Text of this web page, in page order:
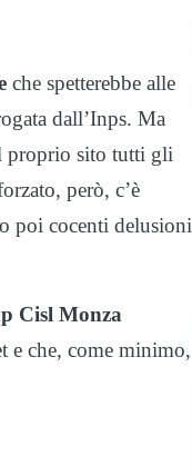
che spetterebbe alle
dall’Inps. Ma
proprio sito tutti gli
però, c’è
poi cocenti delusioni
Cisl Monza
e che, come minimo,